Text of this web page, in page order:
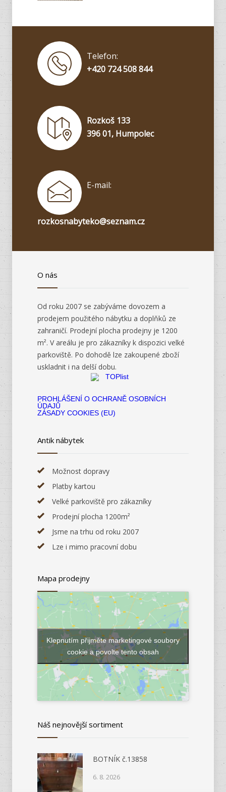
Telefon:
+420 724 508 844
Rozkoš 133
396 01, Humpolec
E-mail:
rozkosnabyteko@seznam.cz
O nás
Od roku 2007 se zabýváme dovozem a
prodejem použitého nábytku a doplňků ze
zahraničí. Prodejní plocha prodejny je 1200
m². V areálu je pro zákazníky k dispozici velké
parkoviště. Po dohodě lze zakoupené zboží
uskladnit i na delší dobu.
PROHLÁŠENÍ O OCHRANĚ OSOBNÍCH
ÚDAJŮ
ZÁSADY COOKIES (EU)
Antik nábytek
Možnost dopravy
Platby kartou
Velké parkoviště pro zákazníky
Prodejní plocha 1200m²
Jsme na trhu od roku 2007
Lze i mimo pracovní dobu
Mapa prodejny
Klepnutím přijměte marketingové soubory
cookie a povolte tento obsah
Náš nejnovější sortiment
BOTNÍK č.13858
6. 8. 2026